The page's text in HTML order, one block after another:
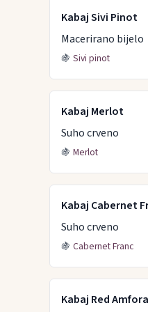
Kabaj Sivi Pinot
Macerirano bijelo
🍇 Sivi pinot
Kabaj Merlot
Suho crveno
🍇 Merlot
Kabaj Cabernet
Suho crveno
🍇 Cabernet Franc
Kabaj Red Amfora